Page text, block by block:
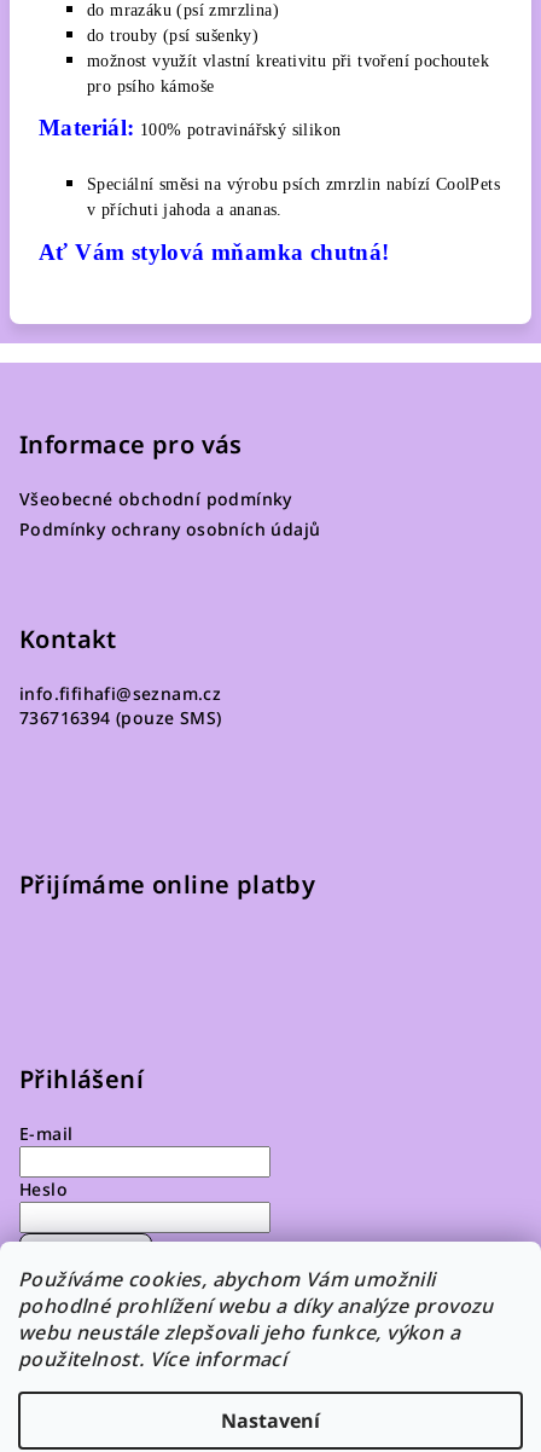
Používáme cookies, abychom Vám umožnili
pohodlné prohlížení webu a díky analýze provozu
webu neustále zlepšovali jeho funkce, výkon a
použitelnost. Více informací
Nastavení
do mrazáku (psí zmrzlina)
do trouby (psí sušenky)
možnost využít vlastní kreativitu při tvoření pochoutek
pro psího kámoše
Materiál: 100% potravinářský silikon
Speciální směsi na výrobu psích zmrzlin nabízí CoolPets
v příchuti jahoda a ananas.
Ať Vám stylová mňamka chutná!
Informace pro vás
Všeobecné obchodní podmínky
Podmínky ochrany osobních údajů
Kontakt
info.fifihafi@seznam.cz
736716394 (pouze SMS)
Přijímáme online platby
Přihlášení
E-mail
Heslo
Nová registraceZapomenuté heslo